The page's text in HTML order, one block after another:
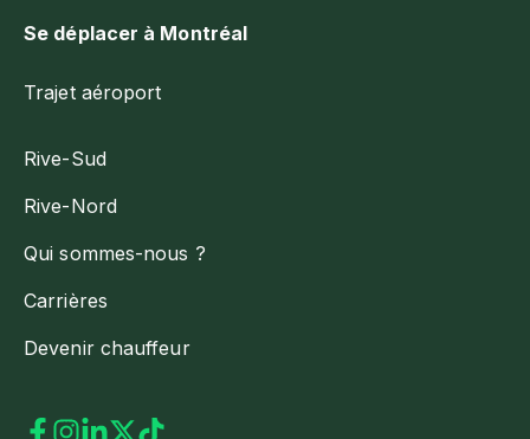
Se déplacer à Montréal
Trajet aéroport
Rive-Sud
Rive-Nord
Qui sommes-nous ?
Carrières
Devenir chauffeur